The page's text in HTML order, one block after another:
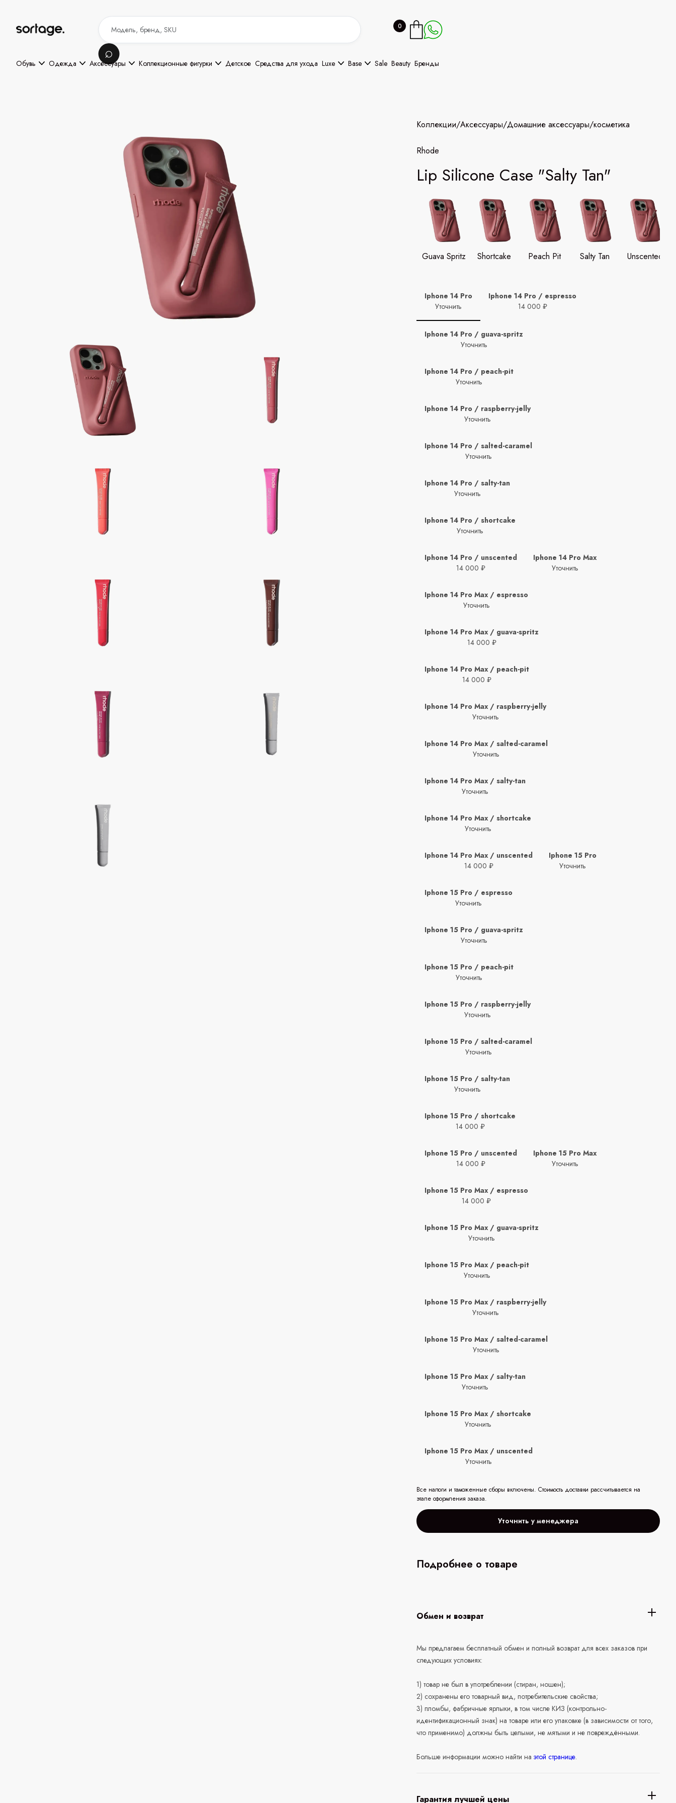
0
Обувь Одежда Аксессуары Коллекционные фигурки Детское Средства для ухода Luxe Base Sale Beauty Бренды
Коллекции/Аксессуары/Домашние аксессуары/косметика
Rhode
Lip Silicone Case "Salty Tan"
Guava Spritz Shortcake Peach Pit Salty Tan Unscented
Iphone 14 Pro
Уточнить
Iphone 14 Pro / espresso
14 000 ₽
Iphone 14 Pro / guava-spritz
Уточнить
Iphone 14 Pro / peach-pit
Уточнить
Iphone 14 Pro / raspberry-jelly
Уточнить
Iphone 14 Pro / salted-caramel
Уточнить
Iphone 14 Pro / salty-tan
Уточнить
Iphone 14 Pro / shortcake
Уточнить
Iphone 14 Pro / unscented
14 000 ₽
Iphone 14 Pro Max
Уточнить
Iphone 14 Pro Max / espresso
Уточнить
Iphone 14 Pro Max / guava-spritz
14 000 ₽
Iphone 14 Pro Max / peach-pit
14 000 ₽
Iphone 14 Pro Max / raspberry-jelly
Уточнить
Iphone 14 Pro Max / salted-caramel
Уточнить
Iphone 14 Pro Max / salty-tan
Уточнить
Iphone 14 Pro Max / shortcake
Уточнить
Iphone 14 Pro Max / unscented
14 000 ₽
Iphone 15 Pro
Уточнить
Iphone 15 Pro / espresso
Уточнить
Iphone 15 Pro / guava-spritz
Уточнить
Iphone 15 Pro / peach-pit
Уточнить
Iphone 15 Pro / raspberry-jelly
Уточнить
Iphone 15 Pro / salted-caramel
Уточнить
Iphone 15 Pro / salty-tan
Уточнить
Iphone 15 Pro / shortcake
14 000 ₽
Iphone 15 Pro / unscented
14 000 ₽
Iphone 15 Pro Max
Уточнить
Iphone 15 Pro Max / espresso
14 000 ₽
Iphone 15 Pro Max / guava-spritz
Уточнить
Iphone 15 Pro Max / peach-pit
Уточнить
Iphone 15 Pro Max / raspberry-jelly
Уточнить
Iphone 15 Pro Max / salted-caramel
Уточнить
Iphone 15 Pro Max / salty-tan
Уточнить
Iphone 15 Pro Max / shortcake
Уточнить
Iphone 15 Pro Max / unscented
Уточнить
Все налоги и таможенные сборы включены. Стоимость доставки рассчитывается на
этапе оформления заказа.
Уточнить у менеджера
Подробнее о товаре
Обмен и возврат
Мы предлагаем бесплатный обмен и полный возврат для всех заказов при
следующих условиях:
1) товар не был в употреблении (стиран, ношен);
2) сохранены его товарный вид, потребительские свойства;
3) пломбы, фабричные ярлыки, в том числе КИЗ (контрольно-
идентификационный знак) на товаре или его упаковке (в зависимости от того,
что применимо) должны быть целыми, не мятыми и не повреждёнными.
Больше информации можно найти наэтой странице.
Гарантия лучшей цены